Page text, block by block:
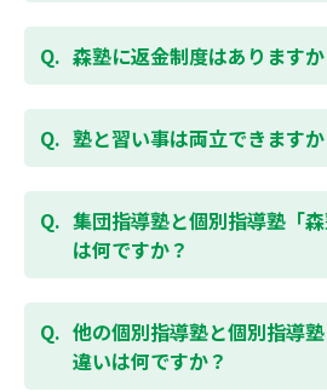
のが楽しくなります。
勉強が楽しくなるとテストの成
様の成績アップを目指しましょ
験を！
無料体験はこちら
各校舎に完備しています。
空いている時間があれば、学校
森塾に返金制度はありますか
森塾では保護者様に「安心して
くために、ご入塾後4回授業を
「全額」を返金させていただく
しております。
塾と習い事は両立できますか
森塾は個別指導ですので、時間
ることができます。そのため、
習い事などと無理なく両立する
集団指導塾と個別指導塾「
は何ですか？
集団指導塾は多人数の生徒に対
授業と似たスタイルでの指導と
塾の森塾は一人ひとりの学習ス
に指導します。
他の個別指導塾と個別指導
違いは何ですか？